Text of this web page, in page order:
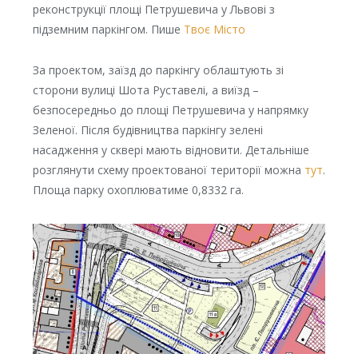
реконструкції площі Петрушевича у Львові з
підземним паркінгом. Пише Твоє Місто
За проектом, заїзд до паркінгу облаштують зі
сторони вулиці Шота Руставелі, а виїзд –
безпосередньо до площі Петрушевича у напрямку
Зеленої. Після будівництва паркінгу зелені
насадження у сквері мають відновити. Детальніше
розглянути схему проектованої території можна тут.
Площа парку охоплюватиме 0,8332 га.